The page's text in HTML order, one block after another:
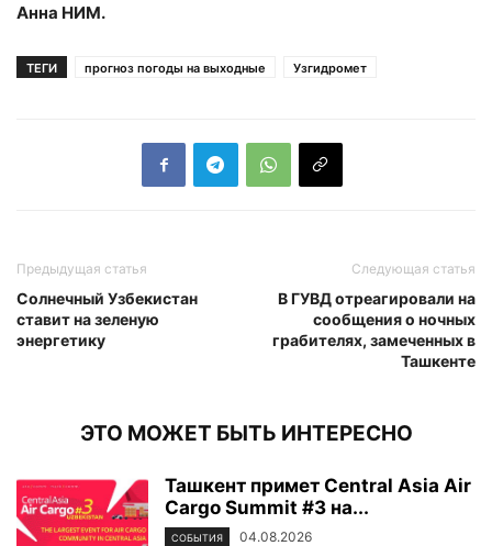
Анна НИМ.
ТЕГИ прогноз погоды на выходные Узгидромет
Предыдущая статья
Солнечный Узбекистан
ставит на зеленую
энергетику
Следующая статья
В ГУВД отреагировали на
сообщения о ночных
грабителях, замеченных в
Ташкенте
ЭТО МОЖЕТ БЫТЬ ИНТЕРЕСНО
Ташкент примет Central Asia Air
Cargo Summit #3 на...
СОБЫТИЯ 04.08.2026